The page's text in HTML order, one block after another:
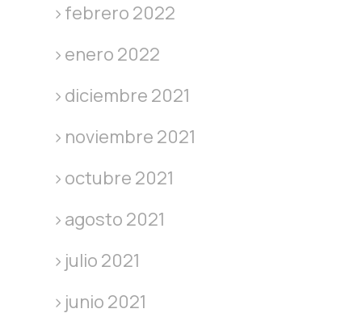
febrero 2022
enero 2022
diciembre 2021
noviembre 2021
octubre 2021
agosto 2021
julio 2021
junio 2021